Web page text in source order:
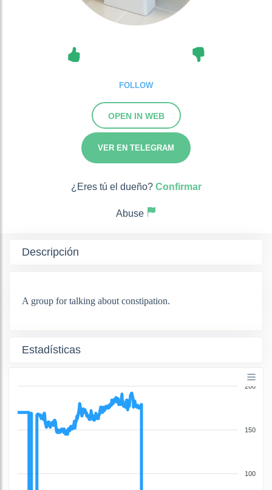
FOLLOW
OPEN IN WEB
VER EN TELEGRAM
¿Eres tú el dueño? Confirmar
Abuse
Descripción
A group for talking about constipation.
Estadísticas
200
150
100